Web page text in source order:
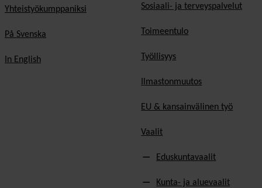
Yhteistyökumppaniksi
På Svenska
In English
Sosiaali- ja terveyspalvelut
Toimeentulo
Työllisyys
Ilmastonmuutos
EU & kansainvälinen työ
Vaalit
Eduskuntavaalit
Kunta- ja aluevaalit